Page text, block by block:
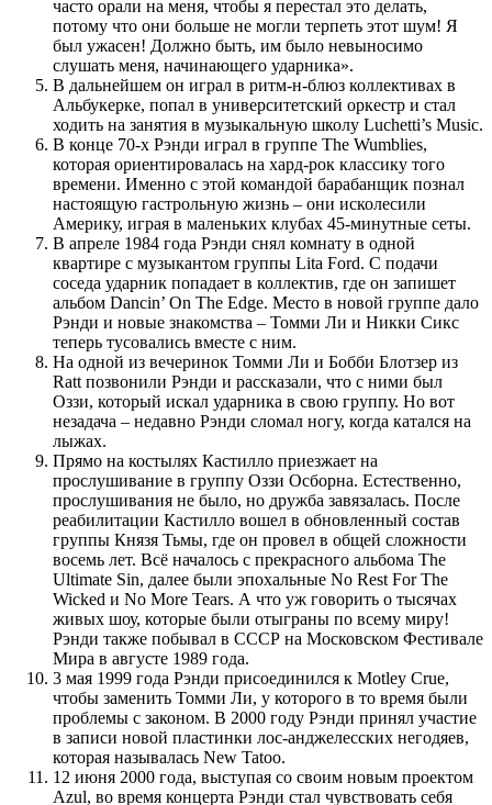
часто орали на меня, чтобы я перестал это делать,
потому что они больше не могли терпеть этот шум! Я
был ужасен! Должно быть, им было невыносимо
слушать меня, начинающего ударника».
В дальнейшем он играл в ритм-н-блюз коллективах в
Альбукерке, попал в университетский оркестр и стал
ходить на занятия в музыкальную школу Luchetti’s Music.
В конце 70-х Рэнди играл в группе The Wumblies,
которая ориентировалась на хард-рок классику того
времени. Именно с этой командой барабанщик познал
настоящую гастрольную жизнь – они исколесили
Америку, играя в маленьких клубах 45-минутные сеты.
В апреле 1984 года Рэнди снял комнату в одной
квартире с музыкантом группы Lita Ford. С подачи
соседа ударник попадает в коллектив, где он запишет
альбом Dancin’ On The Edge. Место в новой группе дало
Рэнди и новые знакомства – Томми Ли и Никки Сикс
теперь тусовались вместе с ним.
На одной из вечеринок Томми Ли и Бобби Блотзер из
Ratt позвонили Рэнди и рассказали, что с ними был
Оззи, который искал ударника в свою группу. Но вот
незадача – недавно Рэнди сломал ногу, когда катался на
лыжах.
Прямо на костылях Кастилло приезжает на
прослушивание в группу Оззи Осборна. Естественно,
прослушивания не было, но дружба завязалась. После
реабилитации Кастилло вошел в обновленный состав
группы Князя Тьмы, где он провел в общей сложности
восемь лет. Всё началось с прекрасного альбома The
Ultimate Sin, далее были эпохальные No Rest For The
Wicked и No More Tears. А что уж говорить о тысячах
живых шоу, которые были отыграны по всему миру!
Рэнди также побывал в СССР на Московском Фестивале
Мира в августе 1989 года.
3 мая 1999 года Рэнди присоединился к Motley Crue,
чтобы заменить Томми Ли, у которого в то время были
проблемы с законом. В 2000 году Рэнди принял участие
в записи новой пластинки лос-анджелесских негодяев,
которая называлась New Tatoo.
12 июня 2000 года, выступая со своим новым проектом
Azul, во время концерта Рэнди стал чувствовать себя